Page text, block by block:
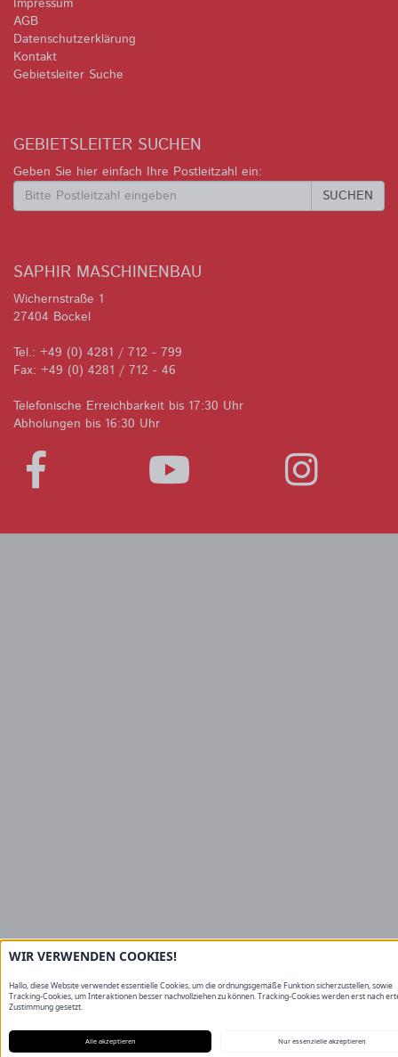
Impressum
AGB
Datenschutzerklärung
Kontakt
Gebietsleiter Suche
GEBIETSLEITER SUCHEN
Geben Sie hier einfach Ihre Postleitzahl ein:
SUCHEN
SAPHIR MASCHINENBAU
Wichernstraße 1
27404 Bockel
Tel.: +49 (0) 4281 / 712 - 799
Fax: +49 (0) 4281 / 712 - 46
Telefonische Erreichbarkeit bis 17:30 Uhr
Abholungen bis 16:30 Uhr
WIR VERWENDEN COOKIES!
Hallo, diese Website verwendet essentielle Cookies, um die ordnungsgemäße Funktion sicherzustellen, sowie
Tracking-Cookies, um Interaktionen besser nachvollziehen zu können. Tracking-Cookies werden erst nach
Zustimmung gesetzt.
Alle akzeptieren Nur essenzielle akzeptieren